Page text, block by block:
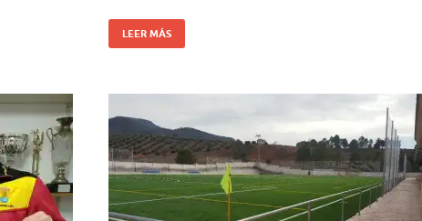
LEER MÁS